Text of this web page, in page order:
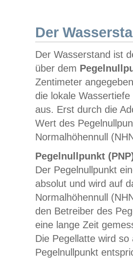
Der
Der Wasserstand ist
über dem
Zentimeter
die lokale
aus. Erst durch die
Wert des
Normalhöhennull
Pegelnullpunkt
Der Pegelnullpunkt
absolut und wird auf
Normalhöhennull
den Betreiber des
eine lange Zeit
Die Pegellatte wird
Pegelnullpunkt